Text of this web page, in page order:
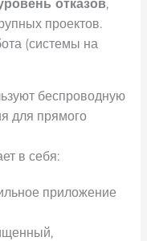
отказов,
проектов.
(системы на
беспроводную
для прямого
в себя:
приложение